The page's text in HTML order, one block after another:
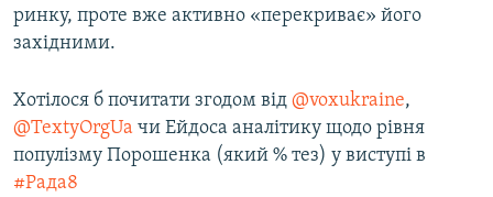
ринку, проте вже активно «перекриває» його
західними.
Хотілося б почитати згодом від @voxukraine,
@TextyOrgUa чи Ейдоса аналітику щодо рівня
популізму Порошенка (який % тез) у виступі в
#Рада8